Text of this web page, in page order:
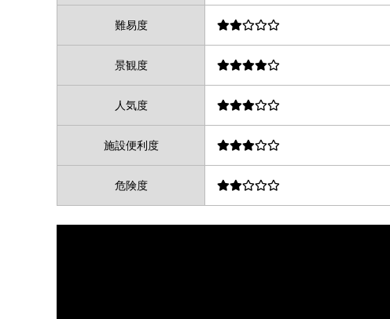
難易度
景観度
人気度
施設便利度
危険度